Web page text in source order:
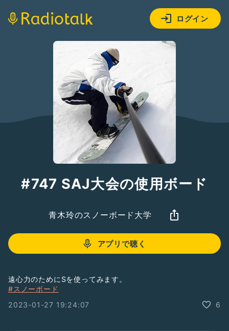
ログイン
#747 SAJ大会の使用ボード
青木玲のスノーボード大学
アプリで聴く
遠心力のためにSを使ってみます。
#スノーボード
2023-01-27 19:24:07
6